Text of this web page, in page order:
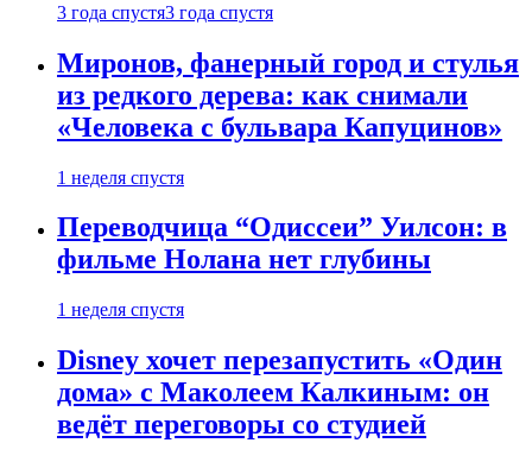
3 года спустя3 года спустя
Миронов, фанерный город и стулья
из редкого дерева: как снимали
«Человека с бульвара Капуцинов»
1 неделя спустя
Переводчица “Одиссеи” Уилсон: в
фильме Нолана нет глубины
1 неделя спустя
Disney хочет перезапустить «Один
дома» с Маколеем Калкиным: он
ведёт переговоры со студией